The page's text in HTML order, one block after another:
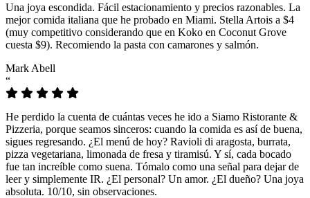
Una joya escondida. Fácil estacionamiento y precios razonables. La
mejor comida italiana que he probado en Miami. Stella Artois a $4
(muy competitivo considerando que en Koko en Coconut Grove
cuesta $9). Recomiendo la pasta con camarones y salmón.
Mark Abell
“
He perdido la cuenta de cuántas veces he ido a Siamo Ristorante &
Pizzeria, porque seamos sinceros: cuando la comida es así de buena,
sigues regresando. ¿El menú de hoy? Ravioli di aragosta, burrata,
pizza vegetariana, limonada de fresa y tiramisú. Y sí, cada bocado
fue tan increíble como suena. Tómalo como una señal para dejar de
leer y simplemente IR. ¿El personal? Un amor. ¿El dueño? Una joya
absoluta. 10/10, sin observaciones.